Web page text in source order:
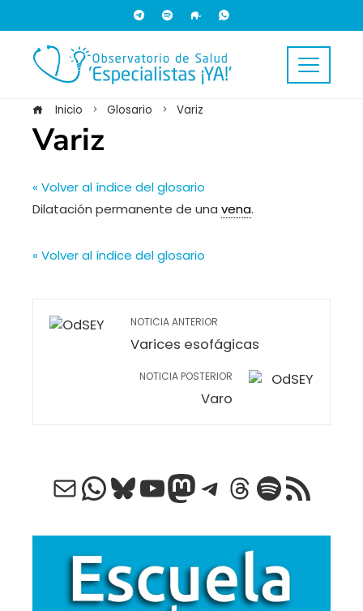
Inicio Glosario Variz
Variz
« Volver al índice del glosario
Dilatación permanente de una vena.
« Volver al índice del glosario
NOTICIA ANTERIOR
Varices esofágicas
NOTICIA POSTERIOR
Varo
Correo electrónico
WhatsApp
Bluesky
YouTube
Mastodon
Telegram
Threads
Spotify
Feed RSS